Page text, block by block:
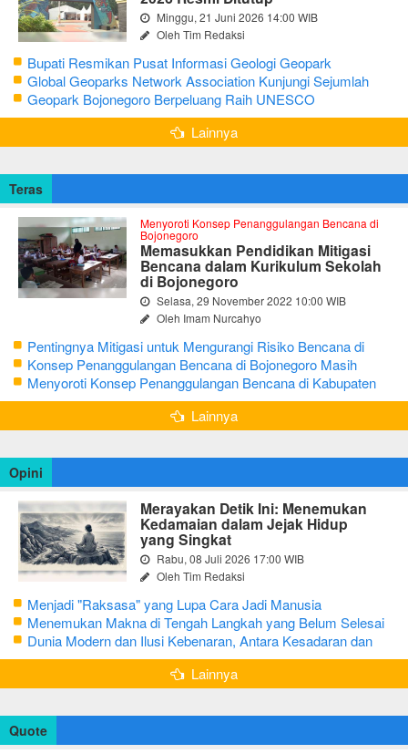
Minggu, 21 Juni 2026 14:00 WIB
Oleh Tim Redaksi
Bupati Resmikan Pusat Informasi Geologi Geopark
Bojonegoro
Global Geoparks Network Association Kunjungi Sejumlah
Geosite di Bojonegoro
Geopark Bojonegoro Berpeluang Raih UNESCO
Global Geopark
Lainnya
Teras
Menyoroti Konsep Penanggulangan Bencana di
Bojonegoro
Memasukkan Pendidikan Mitigasi
Bencana dalam Kurikulum Sekolah
di Bojonegoro
Selasa, 29 November 2022 10:00 WIB
Oleh Imam Nurcahyo
Pentingnya Mitigasi untuk Mengurangi Risiko Bencana di
Bojonegoro
Konsep Penanggulangan Bencana di Bojonegoro Masih
Mengutamakan Tanggap Darurat
Menyoroti Konsep Penanggulangan Bencana di Kabupaten
Bojonegoro
Lainnya
Opini
Merayakan Detik Ini: Menemukan
Kedamaian dalam Jejak Hidup
yang Singkat
Rabu, 08 Juli 2026 17:00 WIB
Oleh Tim Redaksi
Menjadi "Raksasa" yang Lupa Cara Jadi Manusia
Menemukan Makna di Tengah Langkah yang Belum Selesai
Dunia Modern dan Ilusi Kebenaran, Antara Kesadaran dan
terjebak Tipu Daya
Lainnya
Quote